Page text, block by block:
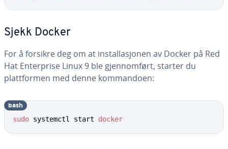
Sjekk Docker
For å forsikre deg om at installasjonen av Docker på Red
Hat Enterprise Linux 9 ble gjennomført, starter du
plattformen med denne kommandoen:
sudo systemctl start docker
bash